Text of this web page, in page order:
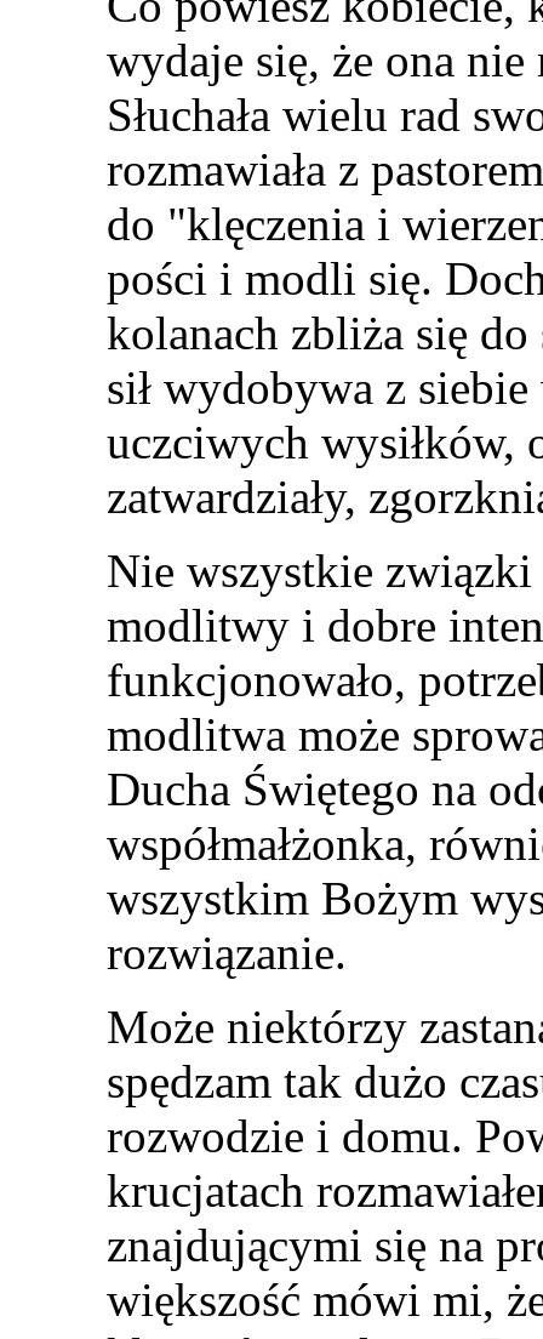
wydaje się, że ona
Słuchała wielu rad
rozmawiała z
do "klęczenia i
pości i modli się.
kolanach zbliża się
sił wydobywa z
uczciwych wysiłków,
zatwardziały,
Nie wszystkie
modlitwy i dobre
funkcjonowało,
modlitwa może
Ducha Świętego na
współmałżonka,
wszystkim Bożym
rozwiązanie.
Może niektórzy
spędzam tak dużo
rozwodzie i domu.
krucjatach
znajdującymi się na
większość mówi mi,